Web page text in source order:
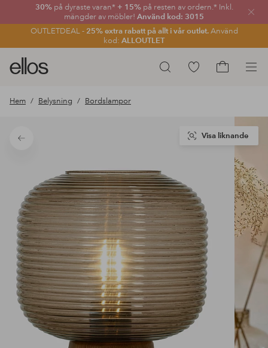
30% på dyraste varan* + 15% på resten av ordern.* Inkl.
mängder av möbler! Använd kod: 3015
OUTLETDEAL - 25% extra rabatt på allt i vår outlet.Använd
kod: ALLOUTLET
Sök
Ellos
logotyp
gå
förstasidan
Gå
Hem Belysning Bordslampor
Tillbaka
Visa liknande